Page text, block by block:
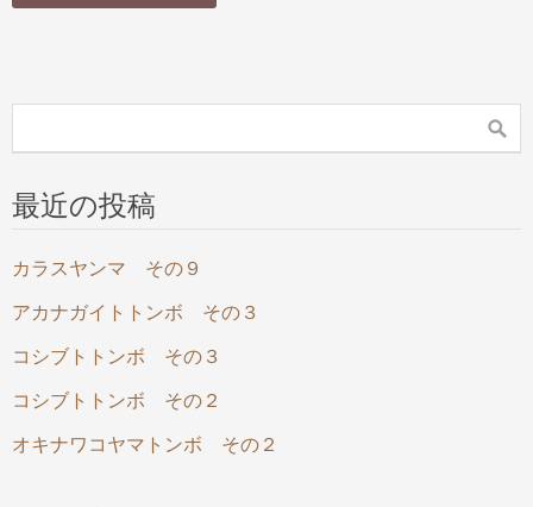
最近の投稿
カラスヤンマ その９
アカナガイトトンボ その３
コシブトトンボ その３
コシブトトンボ その２
オキナワコヤマトンボ その２